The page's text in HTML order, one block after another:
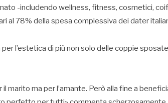
-includendo wellness, fitness, cosmetici,
al 78% della spesa complessiva dei dater
l’estetica di più non solo delle coppie
marito ma per l’amante. Però alla fine a